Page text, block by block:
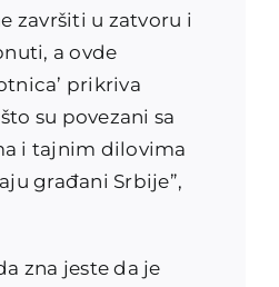
završiti u zatvoru i
a ovde
prikriva
su povezani sa
i tajnim dilovima
građani Srbije”,
zna jeste da je